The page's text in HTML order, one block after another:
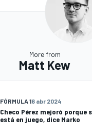
More from
Matt Kew
FÓRMULA 16 abr 2024
Checo Pérez mejoró porque
está en juego, dice Marko